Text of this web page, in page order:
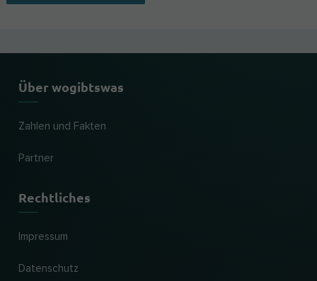
Über wogibtswas
Zahlen und Fakten
Partner
Rechtliches
Impressum
Datenschutz